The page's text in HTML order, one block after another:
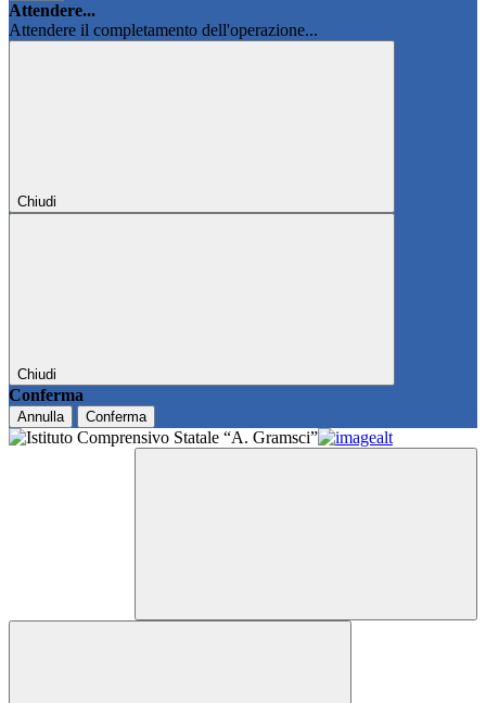
Attendere...
Attendere il completamento dell'operazione...
Chiudi
Chiudi
Conferma
Annulla Conferma